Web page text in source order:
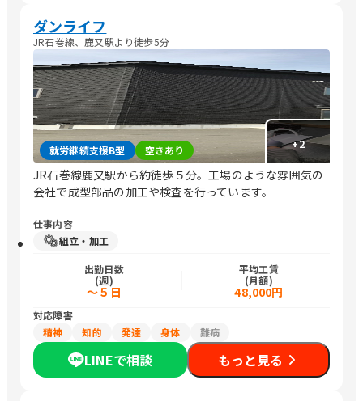
ダンライフ
JR石巻線、鹿又駅より徒歩5分
+2
就労継続支援B型 空きあり
JR石巻線鹿又駅から約徒歩５分。工場のような雰囲気の
会社で成型部品の加工や検査を行っています。
仕事内容
組立・加工
出勤日数
(週)
～５日
平均工賃
(月額)
48,000円
対応障害
精神
知的 発達 身体 難病
LINEで相談 もっと見る